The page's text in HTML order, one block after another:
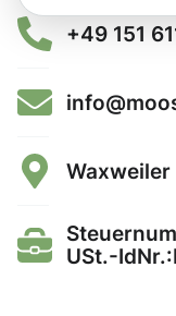
+49 151
USt.-